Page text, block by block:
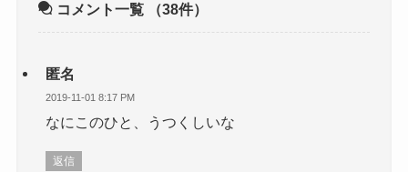
コメント一覧 （38件）
匿名
2019-11-01 8:17 PM
なにこのひと、うつくしいな
返信